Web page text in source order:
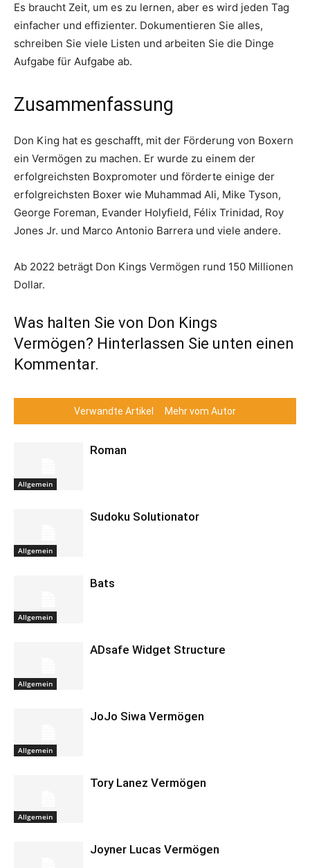
Es braucht Zeit, um es zu lernen, aber es wird jeden Tag
einfacher und effizienter. Dokumentieren Sie alles,
schreiben Sie viele Listen und arbeiten Sie die Dinge
Aufgabe für Aufgabe ab.
Zusammenfassung
Don King hat es geschafft, mit der Förderung von Boxern
ein Vermögen zu machen. Er wurde zu einem der
erfolgreichsten Boxpromoter und förderte einige der
erfolgreichsten Boxer wie Muhammad Ali, Mike Tyson,
George Foreman, Evander Holyfield, Félix Trinidad, Roy
Jones Jr. und Marco Antonio Barrera und viele andere.
Ab 2022 beträgt Don Kings Vermögen rund 150 Millionen
Dollar.
Was halten Sie von Don Kings
Vermögen? Hinterlassen Sie unten einen
Kommentar.
Verwandte Artikel Mehr vom Autor
Allgemein
Roman
Allgemein
Sudoku Solutionator
Allgemein
Bats
Allgemein
ADsafe Widget Structure
Allgemein
JoJo Siwa Vermögen
Allgemein
Tory Lanez Vermögen
Joyner Lucas Vermögen